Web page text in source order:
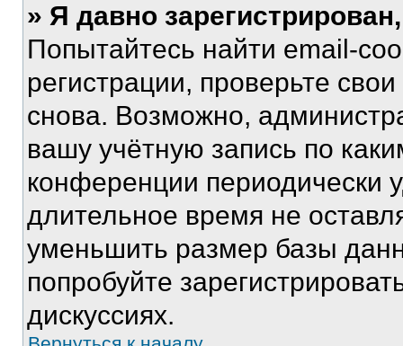
» Я давно
Попытайтесь найти email-
регистрации, проверьте
снова. Возможно,
вашу учётную запись по
конференции периодически
длительное время не
уменьшить размер базы
попробуйте
дискуссиях.